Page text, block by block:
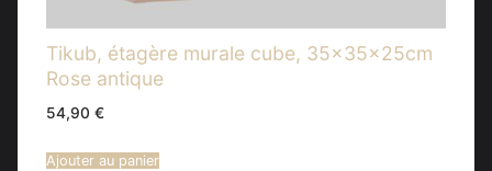
Tikub, étagère murale cube, 35x35x25cm
Rose antique
54,90 €
Ajouter au panier